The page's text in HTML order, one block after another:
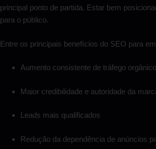
principal ponto de partida. Estar bem
para o público.
Entre os principais benefícios do SEO para
Aumento consistente de tráfego orgânico
Maior credibilidade e autoridade da
Leads mais qualificados
Redução da dependência de anúncios